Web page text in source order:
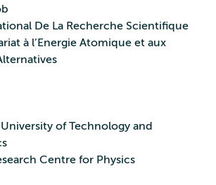
De La Recherche Scientifique
à l’Energie Atomique et aux
of Technology and
Centre for Physics